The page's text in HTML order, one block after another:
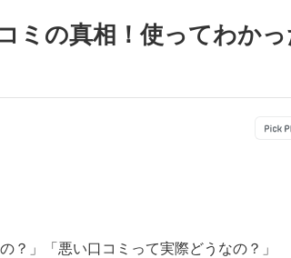
ミの真相！使ってわかっ
？」「悪い口コミって実際どうなの？」